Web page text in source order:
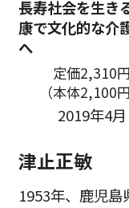
長寿社会を生き
康で文化的な介
へ
定価2,310円
（本体2,100円
2019年4月
津止正敏
1953年、鹿児